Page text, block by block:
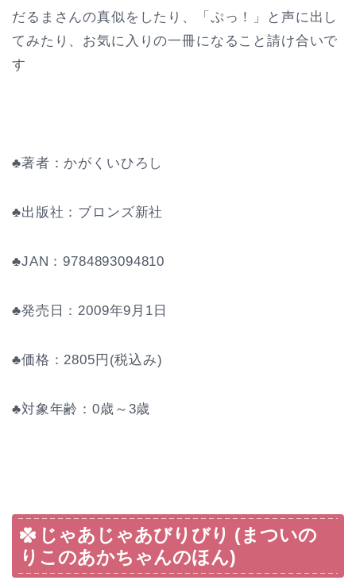
だるまさんの真似をしたり、「ぷっ！」と声に出し
てみたり、お気に入りの一冊になること請け合いで
す
♣著者：かがくいひろし
♣出版社：ブロンズ新社
♣JAN：9784893094810
♣発売日：2009年9月1日
♣価格：2805円(税込み)
♣対象年齢：0歳～3歳
じゃあじゃあびりびり (まついの
りこのあかちゃんのほん)